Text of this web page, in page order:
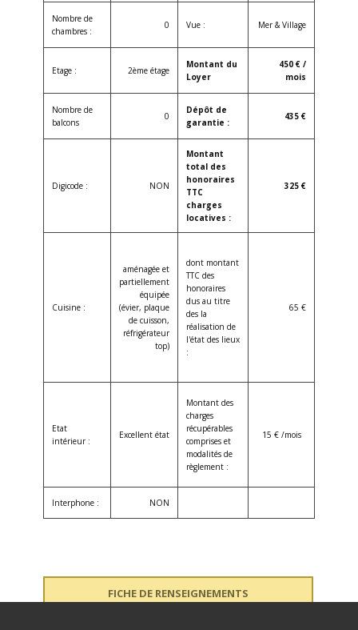
Nombre de
chambres :
0 Vue : Mer & Village
Etage : 2ème étage
Montant du
Loyer
450 € /
mois
Nombre de
balcons
0
Dépôt de
garantie :
435 €
Digicode : NON
Montant
total des
honoraires
TTC
charges
locatives :
325 €
Cuisine :
aménagée et
partiellement
équipée
(évier, plaque
de cuisson,
réfrigérateur
top)
dont montant
TTC des
honoraires
dus au titre
des la
réalisation de
l'état des lieux
:
65 €
Etat
intérieur :
Excellent état
Montant des
charges
récupérables
comprises et
modalités de
règlement :
15 € /mois
Interphone : NON
FICHE DE RENSEIGNEMENTS